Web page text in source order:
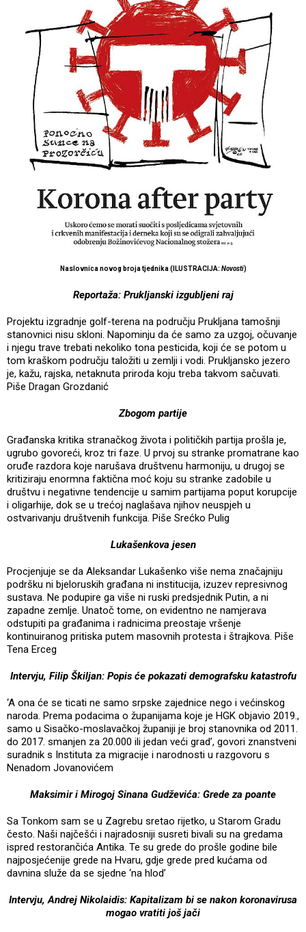
Naslovnica novog broja tjednika (ILUSTRACIJA: Novosti)
Reportaža: Prukljanski izgubljeni raj
Projektu izgradnje golf-terena na području Prukljana tamošnji
stanovnici nisu skloni. Napominju da će samo za uzgoj, očuvanje
i njegu trave trebati nekoliko tona pesticida, koji će se potom u
tom kraškom području taložiti u zemlji i vodi. Prukljansko jezero
je, kažu, rajska, netaknuta priroda koju treba takvom sačuvati.
Piše Dragan Grozdanić
Zbogom partije
Građanska kritika stranačkog života i političkih partija prošla je,
ugrubo govoreći, kroz tri faze. U prvoj su stranke promatrane kao
oruđe razdora koje narušava društvenu harmoniju, u drugoj se
kritiziraju enormna faktična moć koju su stranke zadobile u
društvu i negativne tendencije u samim partijama poput korupcije
i oligarhije, dok se u trećoj naglašava njihov neuspjeh u
ostvarivanju društvenih funkcija. Piše Srećko Pulig
Lukašenkova jesen
Procjenjuje se da Aleksandar Lukašenko više nema značajniju
podršku ni bjeloruskih građana ni institucija, izuzev represivnog
sustava. Ne podupire ga više ni ruski predsjednik Putin, a ni
zapadne zemlje. Unatoč tome, on evidentno ne namjerava
odstupiti pa građanima i radnicima preostaje vršenje
kontinuiranog pritiska putem masovnih protesta i štrajkova. Piše
Tena Erceg
Intervju, Filip Škiljan: Popis će pokazati demografsku katastrofu
‘A ona će se ticati ne samo srpske zajednice nego i većinskog
naroda. Prema podacima o županijama koje je HGK objavio 2019.,
samo u Sisačko-moslavačkoj županiji je broj stanovnika od 2011.
do 2017. smanjen za 20.000 ili jedan veći grad’, govori znanstveni
suradnik s Instituta za migracije i narodnosti u razgovoru s
Nenadom Jovanovićem
Maksimir i Mirogoj Sinana Gudževića: Grede za poante
Sa Tonkom sam se u Zagrebu sretao rijetko, u Starom Gradu
često. Naši najčešći i najradosniji susreti bivali su na gredama
ispred restorančića Antika. Te su grede do prošle godine bile
najposjećenije grede na Hvaru, gdje grede pred kućama od
davnina služe da se sjedne ‘na hlod’
Intervju, Andrej Nikolaidis: Kapitalizam bi se nakon koronavirusa
mogao vratiti još jači